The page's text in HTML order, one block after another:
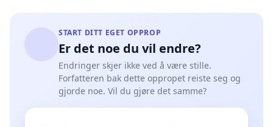
START DITT EGET OPPROP
Er det noe du vil endre?
Endringer skjer ikke ved å være stille.
Forfatteren bak dette oppropet reiste seg og
gjorde noe. Vil du gjøre det samme?